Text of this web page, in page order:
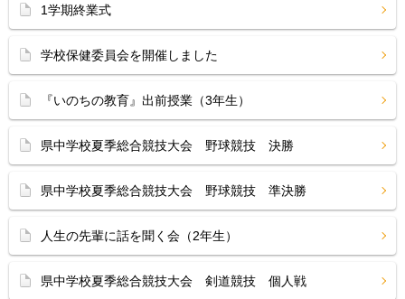
1学期終業式
学校保健委員会を開催しました
『いのちの教育』出前授業（3年生）
県中学校夏季総合競技大会 野球競技 決勝
県中学校夏季総合競技大会 野球競技 準決勝
人生の先輩に話を聞く会（2年生）
県中学校夏季総合競技大会 剣道競技 個人戦